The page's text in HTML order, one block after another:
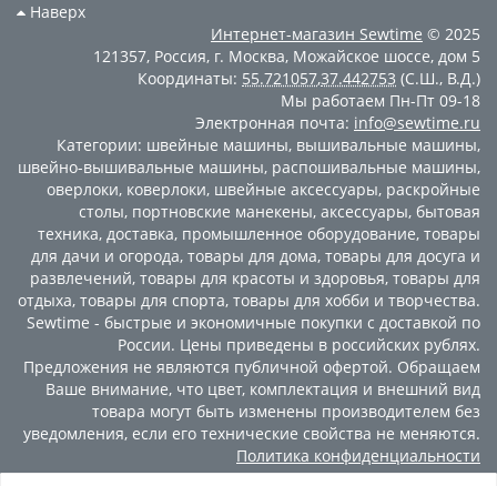
Наверх
Интернет-магазин Sewtime © 2025
121357, Россия, г. Москва, Можайское шоссе, дом 5
Координаты: 55.721057,37.442753 (С.Ш., В.Д.)
Мы работаем Пн-Пт 09-18
Электронная почта: info@sewtime.ru
Категории: швейные машины, вышивальные машины,
швейно-вышивальные машины, распошивальные машины,
оверлоки, коверлоки, швейные аксессуары, раскройные
столы, портновские манекены, аксессуары, бытовая
техника, доставка, промышленное оборудование, товары
для дачи и огорода, товары для дома, товары для досуга и
развлечений, товары для красоты и здоровья, товары для
отдыха, товары для спорта, товары для хобби и творчества.
Sewtime - быстрые и экономичные покупки с доставкой по
России. Цены приведены в российских рублях.
Предложения не являются публичной офертой. Обращаем
Ваше внимание, что цвет, комплектация и внешний вид
товара могут быть изменены производителем без
уведомления, если его технические свойства не меняются.
Политика конфиденциальности